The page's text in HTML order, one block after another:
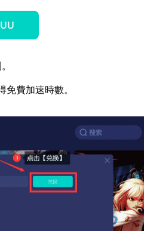
費加速時數。